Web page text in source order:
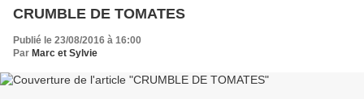
CRUMBLE DE TOMATES
Publié le 23/08/2016 à 16:00
Par Marc et Sylvie